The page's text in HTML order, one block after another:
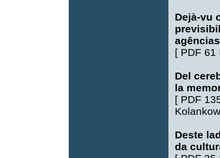
Dejà-vu
[ PDF 61
Del
la
[ PDF
Deste
da